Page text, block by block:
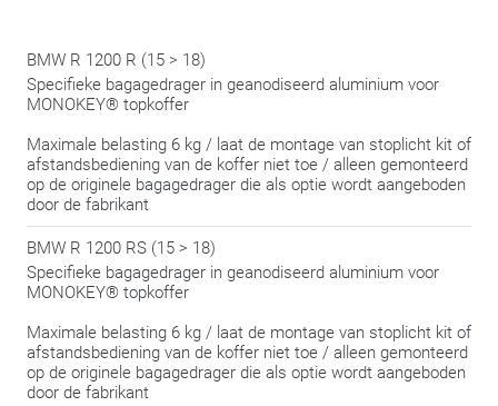
BMW R 1200 R (15 > 18)
Specifieke bagagedrager in geanodiseerd aluminium voor
MONOKEY® topkoffer
Maximale belasting 6 kg / laat de montage van stoplicht kit of
afstandsbediening van de koffer niet toe / alleen gemonteerd
op de originele bagagedrager die als optie wordt aangeboden
door de fabrikant
BMW R 1200 RS (15 > 18)
Specifieke bagagedrager in geanodiseerd aluminium voor
MONOKEY® topkoffer
Maximale belasting 6 kg / laat de montage van stoplicht kit of
afstandsbediening van de koffer niet toe / alleen gemonteerd
op de originele bagagedrager die als optie wordt aangeboden
door de fabrikant